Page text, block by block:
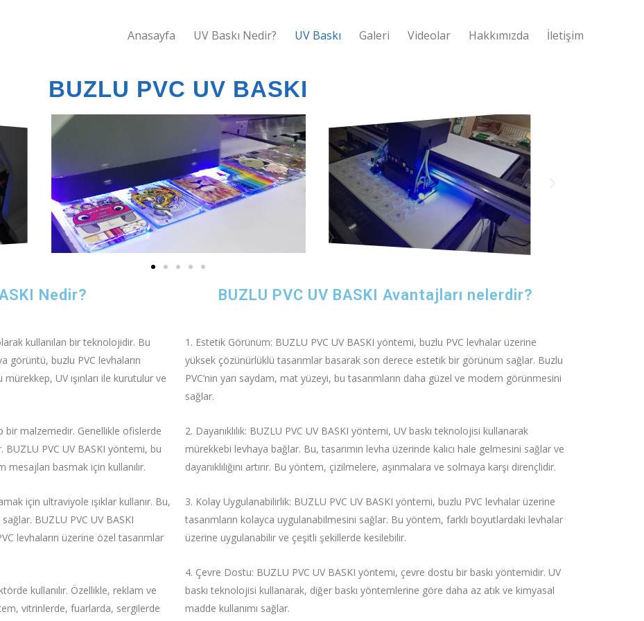
Anasayfa UV Baskı Nedir? UV Baskı Galeri Videolar Hakkımızda İletişim
BUZLU PVC UV BASKI
Nedir? BUZLU PVC UV BASKI Avantajları nelerdir?
kullanılan bir teknolojidir. Bu
görüntü, buzlu PVC levhaların
UV ışınları ile kurutulur ve
bir malzemedir. Genellikle ofislerde
BUZLU PVC UV BASKI yöntemi, bu
basmak için kullanılır.
için ultraviyole ışıklar kullanır. Bu,
BUZLU PVC UV BASKI
levhaların üzerine özel tasarımlar
kullanılır. Özellikle, reklam ve
vitrinlerde, fuarlarda, sergilerde
Estetik Görünüm: BUZLU PVC UV BASKI yöntemi, buzlu PVC levhalar üzerine
yüksek çözünürlüklü tasarımlar basarak son derece estetik bir görünüm sağlar. Buzlu
PVC’nin yarı saydam, mat yüzeyi, bu tasarımların daha güzel ve modern görünmesini
sağlar.
Dayanıklılık: BUZLU PVC UV BASKI yöntemi, UV baskı teknolojisi kullanarak
mürekkebi levhaya bağlar. Bu, tasarımın levha üzerinde kalıcı hale gelmesini sağlar ve
dayanıklılığını artırır. Bu yöntem, çizilmelere, aşınmalara ve solmaya karşı dirençlidir.
Kolay Uygulanabilirlik: BUZLU PVC UV BASKI yöntemi, buzlu PVC levhalar üzerine
tasarımların kolayca uygulanabilmesini sağlar. Bu yöntem, farklı boyutlardaki levhalar
üzerine uygulanabilir ve çeşitli şekillerde kesilebilir.
Çevre Dostu: BUZLU PVC UV BASKI yöntemi, çevre dostu bir baskı yöntemidir. UV
baskı teknolojisi kullanarak, diğer baskı yöntemlerine göre daha az atık ve kimyasal
madde kullanımı sağlar.